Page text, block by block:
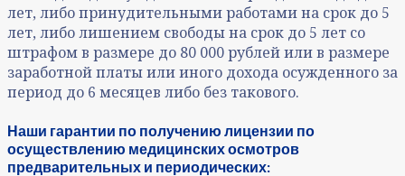
лет, либо принудительными работами на срок до 5
лет, либо лишением свободы на срок до 5 лет со
штрафом в размере до 80 000 рублей или в размере
заработной платы или иного дохода осужденного за
период до 6 месяцев либо без такового.
Наши гарантии по получению лицензии по
осуществлению медицинских осмотров
предварительных и периодических: